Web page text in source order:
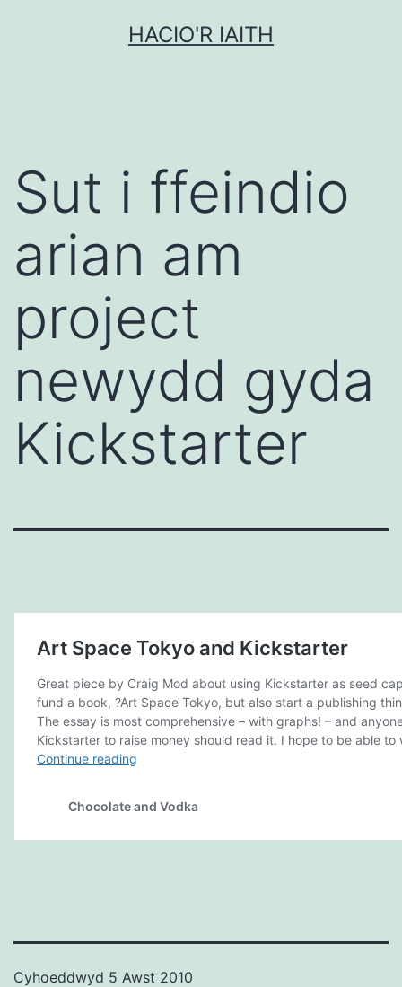
HACIO'R IAITH
Sut i ffeindio
arian am
project
newydd gyda
Kickstarter
Cyhoeddwyd 5 Awst 2010